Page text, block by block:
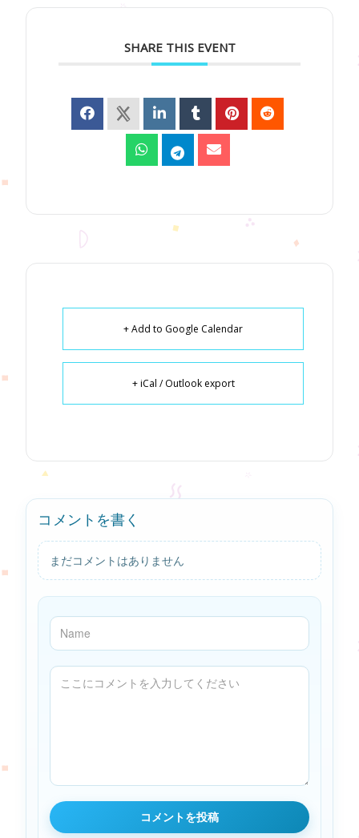
SHARE THIS EVENT
+ Add to Google Calendar
+ iCal / Outlook export
コメントを書く
まだコメントはありません